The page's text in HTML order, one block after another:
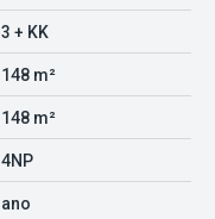
3 + KK
148 m²
148 m²
4NP
ano